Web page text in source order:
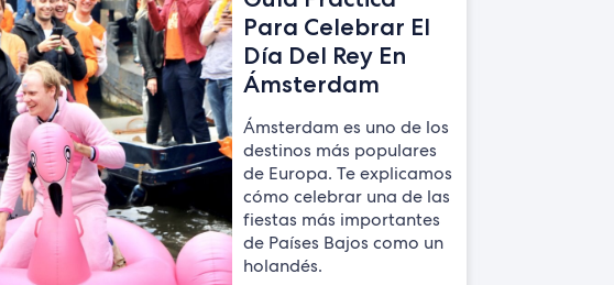
Para Celebrar El
Día Del Rey En
Ámsterdam
Ámsterdam es uno de los
destinos más populares
de Europa. Te explicamos
cómo celebrar una de las
fiestas más importantes
de Países Bajos como un
holandés.